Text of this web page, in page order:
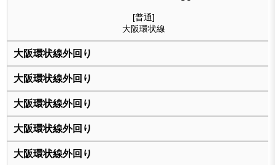
[普通]
大阪環状線